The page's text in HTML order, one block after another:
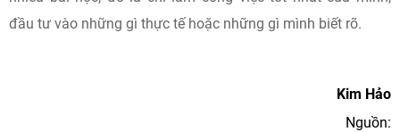
đầu tư vào những gì thực tế hoặc những gì mình biết rõ.
Kim Hảo
Nguồn: